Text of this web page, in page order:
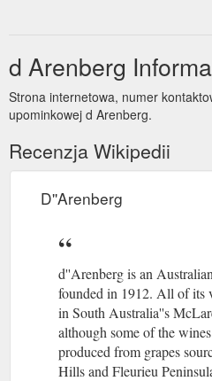
d Arenberg
Strona internetowa, numer
upominkowej d Arenberg.
Recenzja Wikipedii
D''Arenberg
d''Arenberg is an
founded in 1912. All of its
in South Australia''s
although some of the
produced from grapes
Hills and Fleurieu